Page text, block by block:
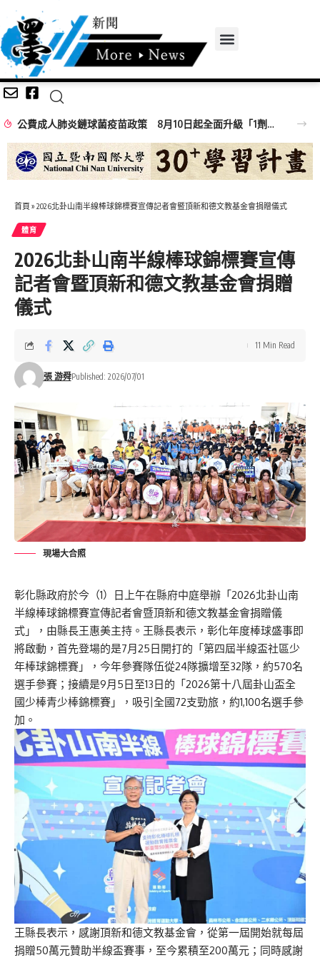
公費成人肺炎鏈球菌疫苗政策 8月10日起全面升級「1劑搞定」
首頁 » 2026北卦山南半線棒球錦標賽宣傳記者會暨頂新和德文教基金會捐贈儀式
體育
2026北卦山南半線棒球錦標賽宣傳
記者會暨頂新和德文教基金會捐贈
儀式
張 游舜Published: 2026/07/01
11 Min Read
現場大合照
彰化縣政府於今（1）日上午在縣府中庭舉辦「2026北卦山南
半線棒球錦標賽宣傳記者會暨頂新和德文教基金會捐贈儀
式」，由縣長王惠美主持。王縣長表示，彰化年度棒球盛事即
將啟動，首先登場的是7月25日開打的「第四屆半線盃社區少
年棒球錦標賽」，今年參賽隊伍從24隊擴增至32隊，約570名
選手參賽；接續是9月5日至13日的「2026第十八屆卦山盃全
國少棒青少棒錦標賽」，吸引全國72支勁旅，約1,100名選手參
加。
王縣長表示，感謝頂新和德文教基金會，從第一屆開始就每屆
捐贈50萬元贊助半線盃賽事，至今累積至200萬元；同時感謝